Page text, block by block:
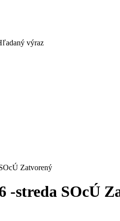
výraz
Zatvorený
-streda SOcÚ